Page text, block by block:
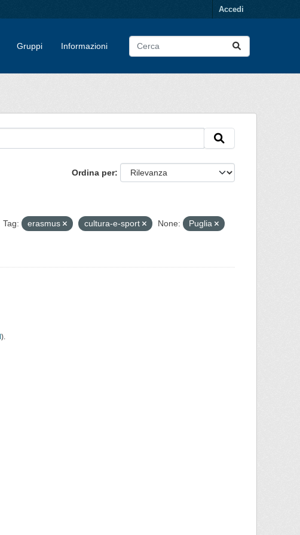
Accedi
Gruppi Informazioni
Ordina per
Tag: erasmus cultura-e-sport None:
Puglia
).